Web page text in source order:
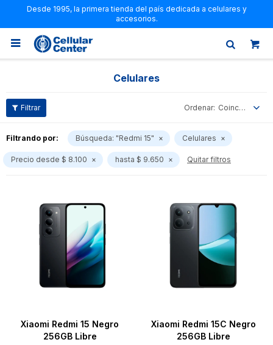
Desde 1995, la primera tienda del país dedicada a celulares y
accesorios.

Celulares
Coincidencia
Filtrando por: Búsqueda: "Redmi 15" Celulares
Precio desde $ 8.100 hasta $ 9.650 Quitar filtros
Xiaomi Redmi 15 Negro
256GB Libre
Xiaomi Redmi 15C Negro
256GB Libre